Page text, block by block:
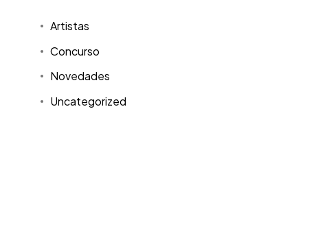
Artistas
Concurso
Novedades
Uncategorized